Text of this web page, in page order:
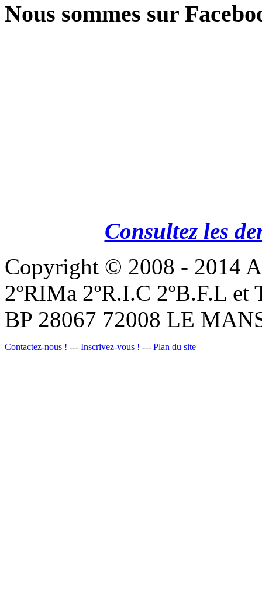
Nous sommes sur
Consultez les
Copyright © 2008 - 2014
2ºRIMa 2ºR.I.C 2ºB.F.L
BP 28067 72008 LE
Contactez-nous ! --- Inscrivez-vous ! --- Plan du site